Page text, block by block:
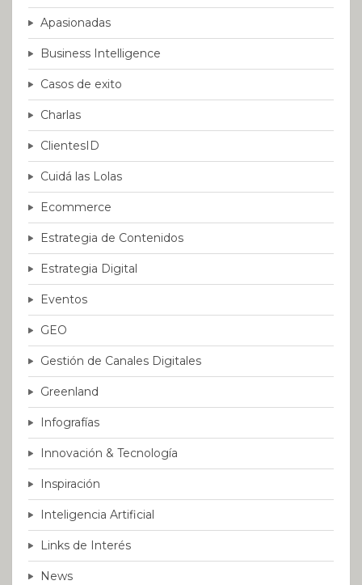
Apasionadas
Business Intelligence
Casos de exito
Charlas
ClientesID
Cuidá las Lolas
Ecommerce
Estrategia de Contenidos
Estrategia Digital
Eventos
GEO
Gestión de Canales Digitales
Greenland
Infografías
Innovación & Tecnología
Inspiración
Inteligencia Artificial
Links de Interés
News